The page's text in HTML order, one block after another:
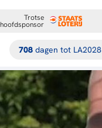
Trotse
hoofdsponsor
708 dagen tot LA2028